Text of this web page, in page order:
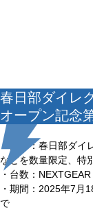
春日部ダイレ
オープン記念
・内容：春日部ダイ
などを数量限定、特
・台数：
・期間：2025年7月
で